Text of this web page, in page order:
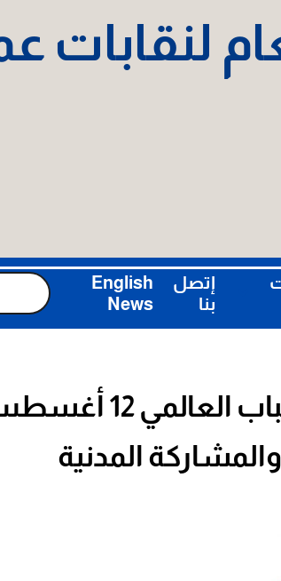
لنقابات
إتصل
بنا
English
News
بيان الاتحاد العام لنقابات
المدنية